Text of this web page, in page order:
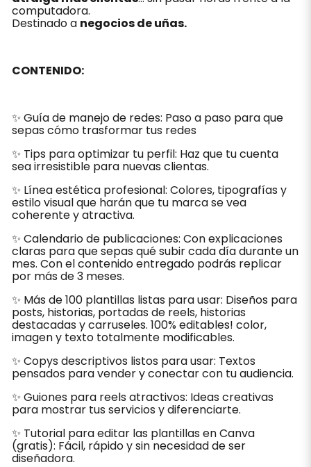
computadora.
Destinado a negocios de uñas.
CONTENIDO:
✨ Guía de manejo de redes: Paso a paso para que
sepas cómo trasformar tus redes
✨ Tips para optimizar tu perfil: Haz que tu cuenta
sea irresistible para nuevas clientas.
✨ Línea estética profesional: Colores, tipografías y
estilo visual que harán que tu marca se vea
coherente y atractiva.
✨ Calendario de publicaciones: Con explicaciones
claras para que sepas qué subir cada día durante un
mes. Con el contenido entregado podrás replicar
por más de 3 meses.
✨ Más de 100 plantillas listas para usar: Diseños para
posts, historias, portadas de reels, historias
destacadas y carruseles. 100% editables! color,
imagen y texto totalmente modificables.
✨ Copys descriptivos listos para usar: Textos
pensados para vender y conectar con tu audiencia.
✨ Guiones para reels atractivos: Ideas creativas
para mostrar tus servicios y diferenciarte.
✨ Tutorial para editar las plantillas en Canva
(gratis): Fácil, rápido y sin necesidad de ser
diseñadora.